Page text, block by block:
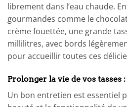
librement dans l’eau chaude.
gourmandes comme le
crème fouettée, une grande
millilitres, avec bords
pour accueillir toutes ces
Prolonger la vie de vos tasses
Un bon entretien est essentiel